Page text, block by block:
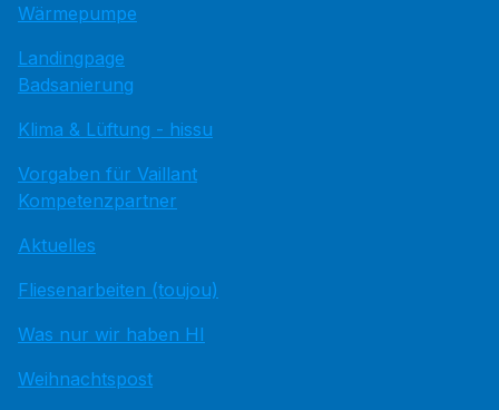
Wärmepumpe
Landingpage
Badsanierung
Klima & Lüftung - hissu
Vorgaben für Vaillant
Kompetenzpartner
Aktuelles
Fliesenarbeiten (toujou)
Was nur wir haben HI
Weihnachtspost